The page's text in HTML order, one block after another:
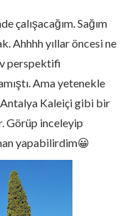
çalışacağım. Sağım
Ahhhh yıllar öncesi ne
perspektifi
Ama yetenekle
Kaleiçi gibi bir
Görüp inceleyip
yapabilirdim😀